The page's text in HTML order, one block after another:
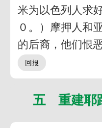
米为以色列人求
０。）摩押人和
的后裔，他们恨
五 重建耶